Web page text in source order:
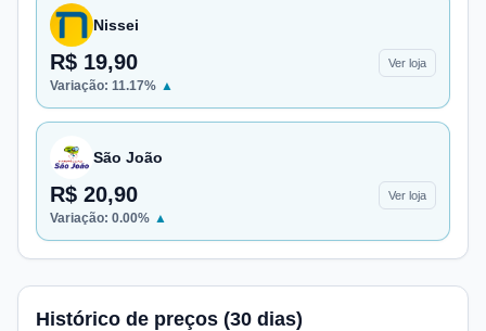
Nissei
R$ 19,90 Ver loja
Variação: 11.17% ▲
São João
R$ 20,90 Ver loja
Variação: 0.00% ▲
Histórico de preços (30 dias)